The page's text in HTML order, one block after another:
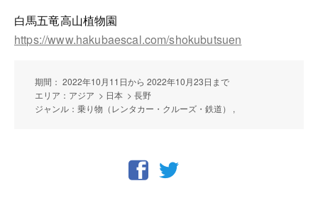
白馬五竜高山植物園
https://www.hakubaescal.com/shokubutsuen
期間： 2022年10月11日から 2022年10月23日まで
エリア：アジア > 日本 > 長野
ジャンル：乗り物（レンタカー・クルーズ・鉄道） ,